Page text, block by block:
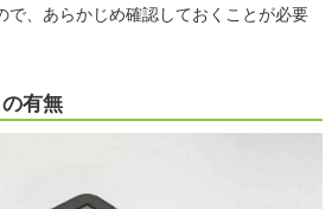
で、あらかじめ確認しておくことが必要
の有無